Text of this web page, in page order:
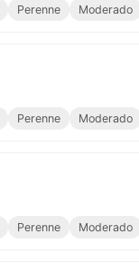
Perenne Moderado
Perenne Moderado
Perenne Moderado